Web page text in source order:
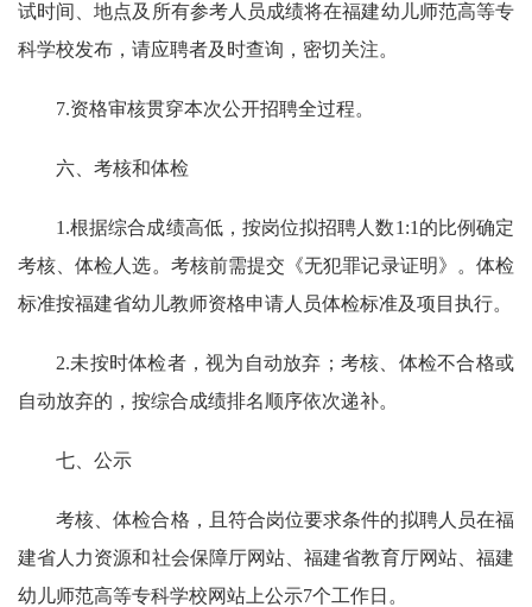
试时间、地点及所有参考人员成绩将在福建幼儿师范高等专
科学校发布，请应聘者及时查询，密切关注。
7.资格审核贯穿本次公开招聘全过程。
六、考核和体检
1.根据综合成绩高低，按岗位拟招聘人数1:1的比例确定
考核、体检人选。考核前需提交《无犯罪记录证明》。体检
标准按福建省幼儿教师资格申请人员体检标准及项目执行。
2.未按时体检者，视为自动放弃；考核、体检不合格或
自动放弃的，按综合成绩排名顺序依次递补。
七、公示
考核、体检合格，且符合岗位要求条件的拟聘人员在福
建省人力资源和社会保障厅网站、福建省教育厅网站、福建
幼儿师范高等专科学校网站上公示7个工作日。